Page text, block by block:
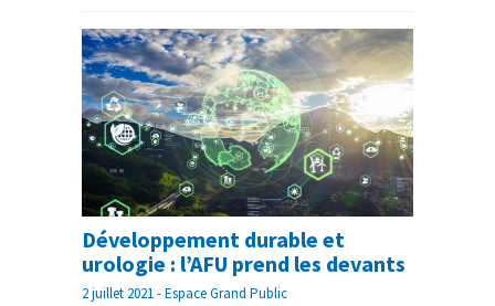
Développement durable et
urologie : l’AFU prend les devants
2 juillet 2021 - Espace Grand Public